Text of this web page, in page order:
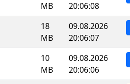
MB
20:06:08
18
MB
09.08.2026
20:06:07
10
MB
09.08.2026
20:06:06